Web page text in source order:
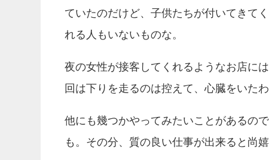
ていたのだけど、子供たちが付いてきて
れる人もいないものな。
夜の女性が接客してくれるようなお店に
回は下りを走るのは控えて、心臓をいた
他にも幾つかやってみたいことがあるの
も。その分、質の良い仕事が出来ると尚嬉